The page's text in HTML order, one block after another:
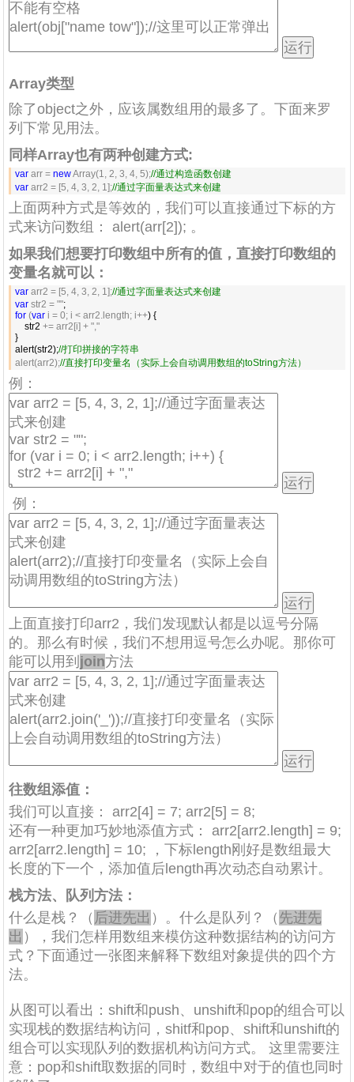
Array类型
除了object之外，应该属数组用的最多了。下面来罗
列下常见用法。
同样Array也有两种创建方式:
var arr = new Array(1, 2, 3, 4, 5);//通过构造函数创建
var arr2 = [5, 4, 3, 2, 1];//通过字面量表达式来创建
上面两种方式是等效的，我们可以直接通过下标的方
式来访问数组： alert(arr[2]); 。
如果我们想要打印数组中所有的值，直接打印数组的
变量名就可以：
var arr2 = [5, 4, 3, 2, 1];//通过字面量表达式来创建
var str2 = ""
for (var i = 0; i < arr2.length; i++) {
    str2
+= arr2[i] + ","
}
alert(str2);//打印拼接的字符串
alert(arr2);//直接打印变量名（实际上会自动调用数组的toString方法）
例：
例：
上面直接打印arr2，我们发现默认都是以逗号分隔
的。那么有时候，我们不想用逗号怎么办呢。那你可
能可以用到 join方法
往数组添值：
我们可以直接： arr2[4] = 7; arr2[5] = 8;
还有一种更加巧妙地添值方式： arr2[arr2.length] = 9;
arr2[arr2.length] = 10; ，下标length刚好是数组最大
长度的下一个，添加值后length再次动态自动累计。
栈方法、队列方法：
什么是栈？（ 后进先出 ）。什么是队列？（ 先进先
出 ），我们怎样用数组来模仿这种数据结构的访问方
式？下面通过一张图来解释下数组对象提供的四个方
法。
从图可以看出：shift和push、unshift和pop的组合可以
实现栈的数据结构访问，shitf和pop、shift和unshift的
组合可以实现队列的数据机构访问方式。 这里需要注
意：pop和shift取数据的同时，数组中对于的值也同时